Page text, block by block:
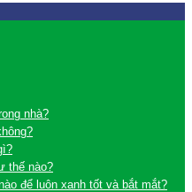
nhà?
thế nào?
để luôn xanh tốt và bắt mắt?